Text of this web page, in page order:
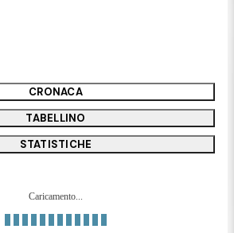
CRONACA
TABELLINO
STATISTICHE
Caricamento...